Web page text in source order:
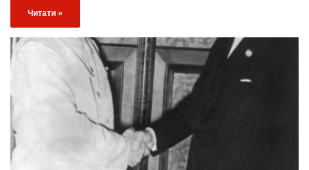
Читати »